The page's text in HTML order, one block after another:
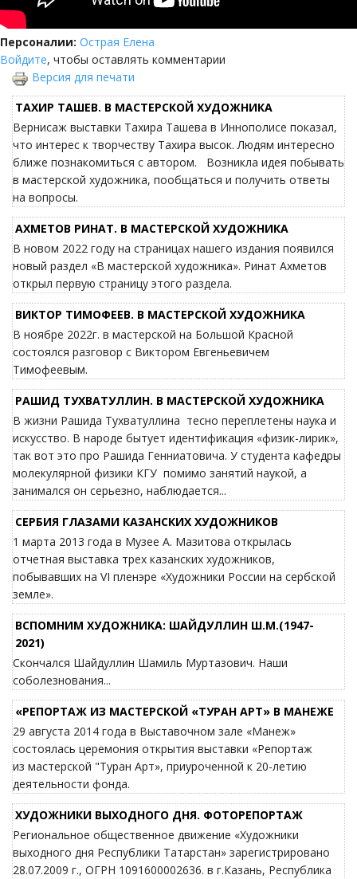
Персоналии: Острая Елена
Войдите, чтобы оставлять комментарии
Версия для печати
ТАХИР ТАШЕВ. В МАСТЕРСКОЙ ХУДОЖНИКА
Вернисаж выставки Тахира Ташева в Иннополисе показал,
что интерес к творчеству Тахира высок. Людям интересно
ближе познакомиться с автором. Возникла идея побывать
в мастерской художника, пообщаться и получить ответы
на вопросы.
АХМЕТОВ РИНАТ. В МАСТЕРСКОЙ ХУДОЖНИКА
В новом 2022 году на страницах нашего издания появился
новый раздел «В мастерской художника». Ринат Ахметов
открыл первую страницу этого раздела.
ВИКТОР ТИМОФЕЕВ. В МАСТЕРСКОЙ ХУДОЖНИКА
В ноябре 2022г. в мастерской на Большой Красной
состоялся разговор с Виктором Евгеньевичем
Тимофеевым.
РАШИД ТУХВАТУЛЛИН. В МАСТЕРСКОЙ ХУДОЖНИКА
В жизни Рашида Тухватуллина тесно переплетены наука и
искусство. В народе бытует идентификация «физик-лирик»,
так вот это про Рашида Генниатовича. У студента кафедры
молекулярной физики КГУ помимо занятий наукой, а
занимался он серьезно, наблюдается...
СЕРБИЯ ГЛАЗАМИ КАЗАНСКИХ ХУДОЖНИКОВ
1 марта 2013 года в Музее А. Мазитова открылась
отчетная выставка трех казанских художников,
побывавших на VI пленэре «Художники России на сербской
земле».
ВСПОМНИМ ХУДОЖНИКА: ШАЙДУЛЛИН Ш.М.(1947-
2021)
Скончался Шайдуллин Шамиль Муртазович. Наши
соболезнования...
«РЕПОРТАЖ ИЗ МАСТЕРСКОЙ «ТУРАН АРТ» В МАНЕЖЕ
29 августа 2014 года в Выставочном зале «Манеж»
состоялась церемония открытия выставки «Репортаж
из мастерской "Туран Арт», приуроченной к 20-летию
деятельности фонда.
ХУДОЖНИКИ ВЫХОДНОГО ДНЯ. ФОТОРЕПОРТАЖ
Региональное общественное движение «Художники
выходного дня Республики Татарстан» зарегистрировано
28.07.2009 г., ОГРН 1091600002636. в г.Казань, Республика